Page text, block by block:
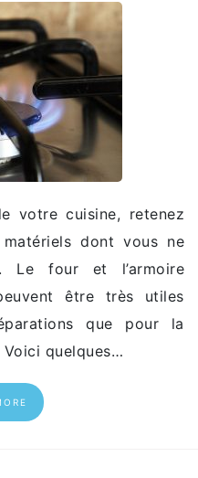
votre cuisine, retenez
dont vous ne
Le four et l’armoire
être très utiles
que pour la
quelques…